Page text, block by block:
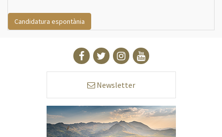
Candidatura espontània
Newsletter